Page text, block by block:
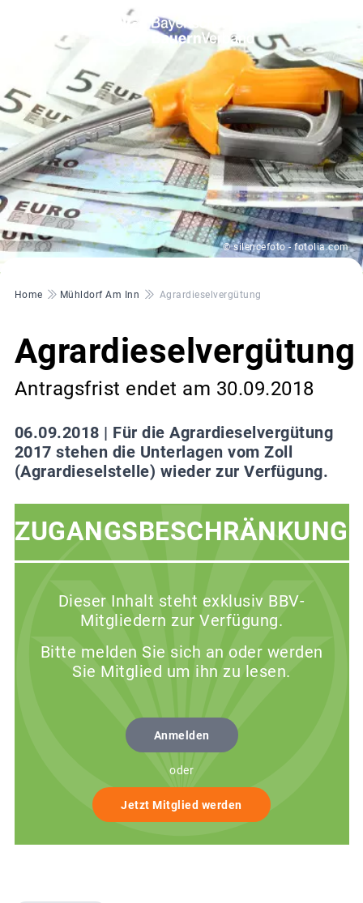
© silencefoto - fotolia.com
Pfadnavigation
Home Mühldorf Am Inn Agrardieselvergütung
Agrardieselvergütung
Antragsfrist endet am 30.09.2018
06.09.2018 | Für die Agrardieselvergütung
2017 stehen die Unterlagen vom Zoll
(Agrardieselstelle) wieder zur Verfügung.
ZUGANGSBESCHRÄNKUNG
Dieser Inhalt steht exklusiv BBV-
Mitgliedern zur Verfügung.
Bitte melden Sie sich an oder werden
Sie Mitglied um ihn zu lesen.
Anmelden
oder
Jetzt Mitglied werden